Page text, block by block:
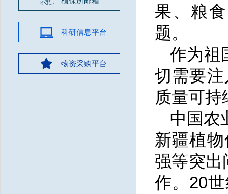
科研信息平台
物资采购平台
果、粮
题。
作为祖
切需要
质量可持
中国农
新疆植
强等突出
作。20